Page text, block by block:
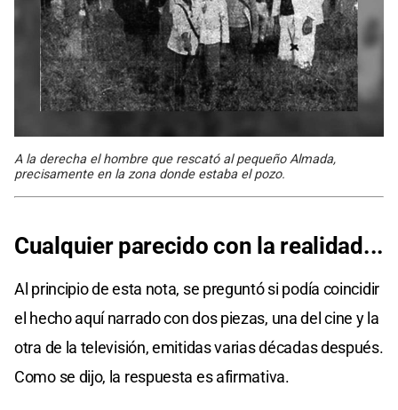
A la derecha el hombre que rescató al pequeño Almada,
precisamente en la zona donde estaba el pozo.
Cualquier parecido con la realidad...
Al principio de esta nota, se preguntó si podía coincidir
el hecho aquí narrado con dos piezas, una del cine y la
otra de la televisión, emitidas varias décadas después.
Como se dijo, la respuesta es afirmativa.